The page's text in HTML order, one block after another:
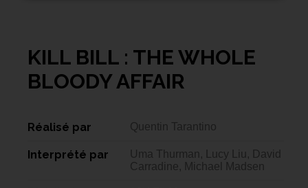
KILL BILL : THE WHOLE
BLOODY AFFAIR
Réalisé par Quentin Tarantino
Interprété par
Uma Thurman, Lucy Liu, David
Carradine, Michael Madsen